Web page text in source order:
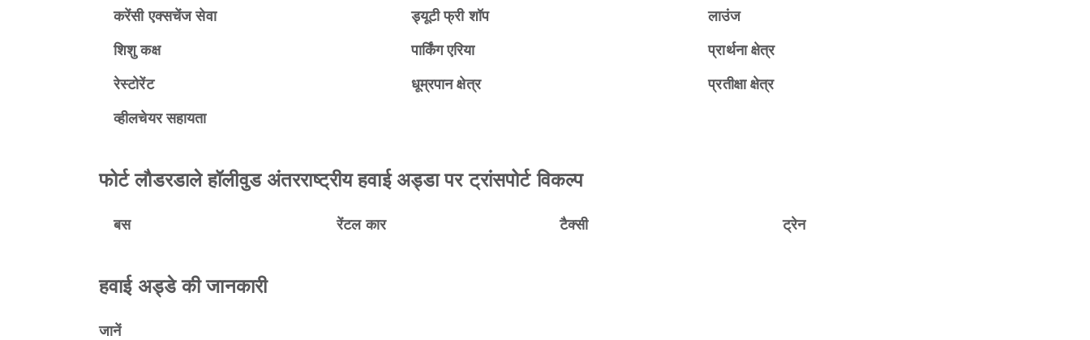
करेंसी एक्सचेंज सेवा ड्यूटी फ्री शॉप लाउंज
शिशु कक्ष पार्किंग एरिया प्रार्थना क्षेत्र
रेस्टोरेंट धूम्रपान क्षेत्र प्रतीक्षा क्षेत्र
व्हीलचेयर सहायता
फोर्ट लौडरडाले हॉलीवुड अंतरराष्ट्रीय हवाई अड्डा पर ट्रांसपोर्ट विकल्प
बस रेंटल कार टैक्सी ट्रेन
हवाई अड्डे की जानकारी
जानें